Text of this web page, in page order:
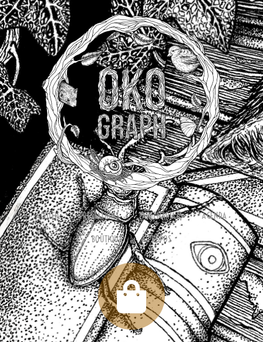
ACCUEIL PRESTATIONS PARTENARIATS AGENDA
BOUTIQUE À PROPOS